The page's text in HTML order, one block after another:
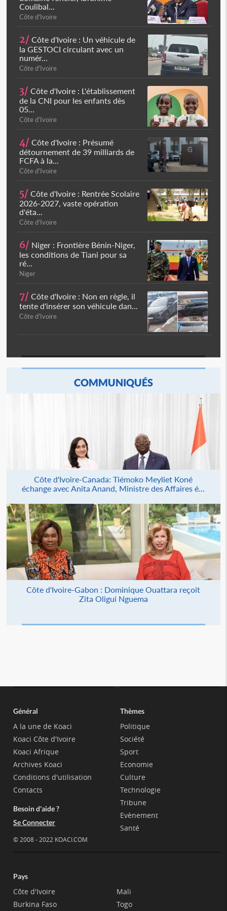
Coulibal...
Côte d'Ivoire
2/ Côte d'Ivoire : Un véhicule de
la GESTOCI circulant avec un
numér...
Côte d'Ivoire
3/ Côte d'Ivoire : L'établissement
de la CNI pour les enfants dès
05...
Côte d'Ivoire
4/ Côte d'Ivoire : Présumé
détournement de 39 milliards de
FCFA à la...
Côte d'Ivoire
5/ Côte d'Ivoire : Rentrée Scolaire
2026-2027, vaste opération
d'éta...
Côte d'Ivoire
6/ Niger : Frontière Bénin-Niger,
les conditions de Tiani pour sa
ré...
Niger
7/ Côte d'Ivoire : Non en règle, il
tente d'insérer son véhicule dan...
Côte d'Ivoire
COMMUNIQUÉS
Côte d'Ivoire-Canada: Tiémoko Meyliet Koné
échange avec Anita Anand, Ministre des Affaires é...
Côte d'Ivoire-Gabon : Dominique Ouattara reçoit
Zita Oligui Nguema
Général
A la une de Koaci
Koaci Côte d'Ivoire
Koaci Afrique
Archives Koaci
Conditions d'utilisation
Contacts
Besoin d'aide ?
Se Connecter
© 2008 - 2022 KOACI.COM
Thèmes
Politique
Société
Sport
Economie
Culture
Technologie
Tribune
Evènement
Santé
Pays
Côte d'Ivoire
Burkina Faso
Mali
Togo